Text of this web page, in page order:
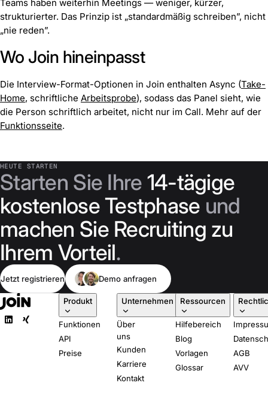
Teams haben weiterhin Meetings — weniger, kürzer,
strukturierter. Das Prinzip ist „standardmäßig schreiben”, nicht
„nie reden”.
Wo Join hineinpasst
Die Interview-Format-Optionen in Join enthalten Async (Take-
Home, schriftliche Arbeitsprobe), sodass das Panel sieht, wie
die Person schriftlich arbeitet, nicht nur im Call. Mehr auf der
Funktionsseite.
HEUTE STARTEN
Starten Sie Ihre 14-tägige
kostenlose Testphase und
machen Sie Recruiting zu
Ihrem Vorteil.
Jetzt registrieren Demo anfragen
Produkt
Funktionen
API
Preise
Unternehmen
Über
uns
Kunden
Karriere
Kontakt
Ressourcen
Hilfebereich
Blog
Vorlagen
Glossar
AGB
AVV